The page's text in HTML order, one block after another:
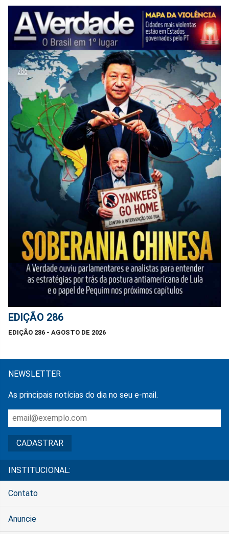
EDIÇÃO 286
EDIÇÃO 286 - AGOSTO DE 2026
NEWSLETTER
As principais notícias do dia no seu e-mail.
INSTITUCIONAL:
Contato
Anuncie